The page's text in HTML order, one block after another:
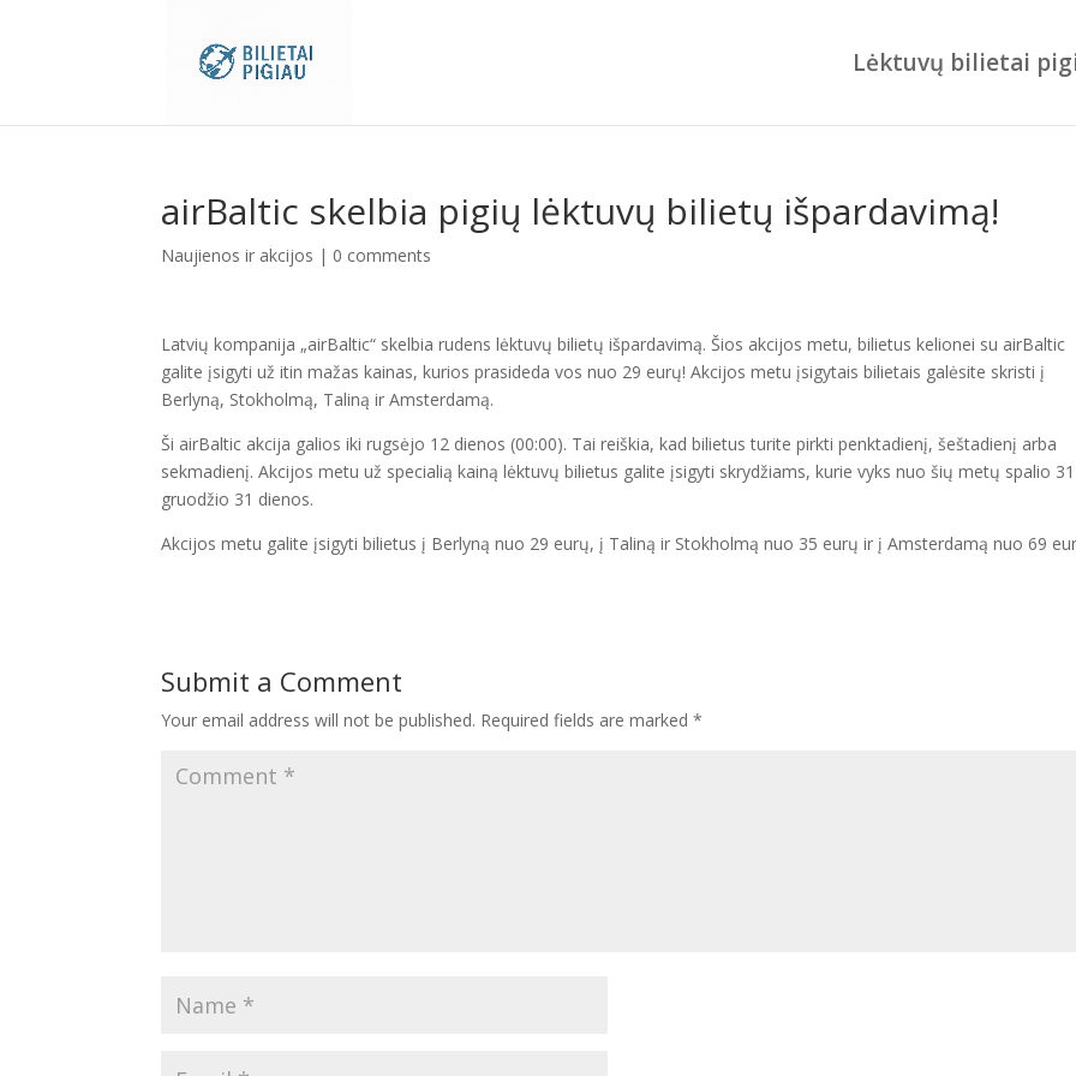
Lėktuvų bilietai
airBaltic skelbia pigių lėktuvų bilietų išpardavimą!
Naujienos ir akcijos | 0 comments
Latvių kompanija „airBaltic“ skelbia rudens lėktuvų bilietų išpardavimą. Šios akcijos metu, bilietus kelionei su airBaltic
galite įsigyti už itin mažas kainas, kurios prasideda vos nuo 29 eurų! Akcijos metu įsigytais bilietais galėsite skristi į
Berlyną, Stokholmą, Taliną ir Amsterdamą.
Ši airBaltic akcija galios iki rugsėjo 12 dienos (00:00). Tai reiškia, kad bilietus turite pirkti penktadienį, šeštadienį arba
sekmadienį. Akcijos metu už specialią kainą lėktuvų bilietus galite įsigyti skrydžiams, kurie vyks nuo šių metų spalio
gruodžio 31 dienos.
Akcijos metu galite įsigyti bilietus į Berlyną nuo 29 eurų, į Taliną ir Stokholmą nuo 35 eurų ir į Amsterdamą nuo 69
Submit a Comment
Your email address will not be published. Required fields are marked*